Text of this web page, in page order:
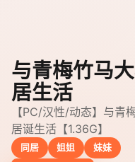
与青梅竹马
居生活
【PC/汉性/动态】与青
居诞生活【1.36G】
同居 姐姐 妹妹